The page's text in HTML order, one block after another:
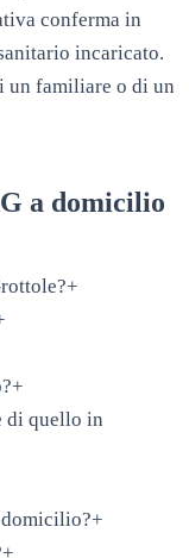
conferma in
incaricato.
un familiare o di un
a domicilio
+
+
di quello in
domicilio?+
+